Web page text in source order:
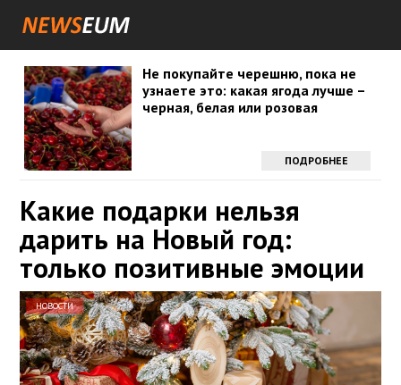
Не покупайте черешню, пока не
узнаете это: какая ягода лучше –
черная, белая или розовая
ПОДРОБНЕЕ
Какие подарки нельзя
дарить на Новый год:
только позитивные эмоции
НОВОСТИ